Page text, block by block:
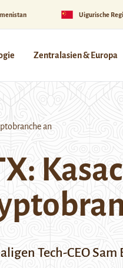
Uigurische
Zentralasien & Europa
an
Tech-CEO